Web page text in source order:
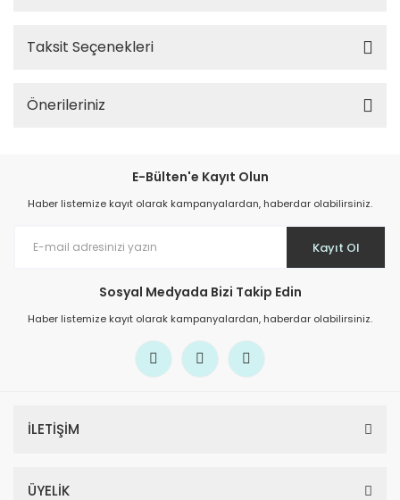
Taksit Seçenekleri
Önerileriniz
E-Bülten'e Kayıt Olun
Haber listemize kayıt olarak kampanyalardan, haberdar olabilirsiniz.
Kayıt Ol
Sosyal Medyada Bizi Takip Edin
Haber listemize kayıt olarak kampanyalardan, haberdar olabilirsiniz.
İLETİŞİM
ÜYELİK